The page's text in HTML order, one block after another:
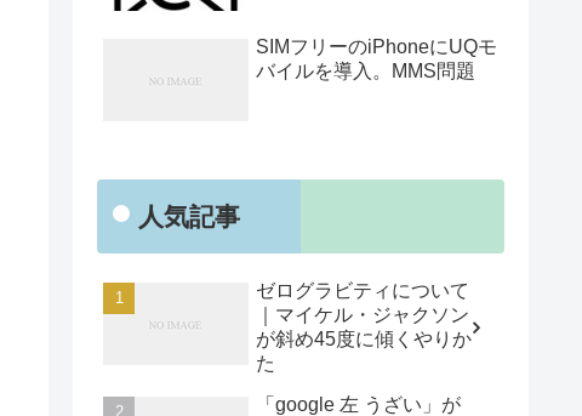
SIMフリーのiPhoneにUQモ
バイルを導入。MMS問題
人気記事
ゼログラビティについて
｜マイケル・ジャクソン
が斜め45度に傾くやりか
た
「google 左 うざい」が